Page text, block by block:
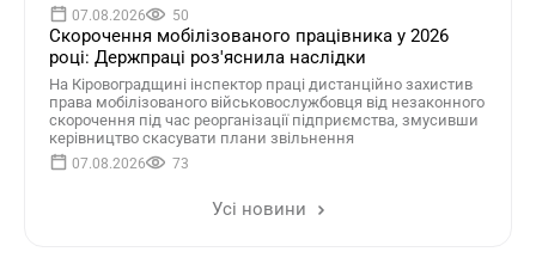
07.08.2026 50
Скорочення мобілізованого працівника у 2026
році: Держпраці роз'яснила наслідки
На Кіровоградщині інспектор праці дистанційно захистив
права мобілізованого військовослужбовця від незаконного
скорочення під час реорганізації підприємства, змусивши
керівництво скасувати плани звільнення
07.08.2026 73
Усі новини